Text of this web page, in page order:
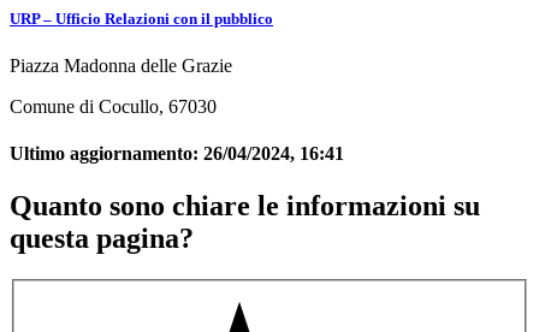
URP – Ufficio Relazioni con il pubblico
Piazza Madonna delle Grazie
Comune di Cocullo, 67030
Ultimo aggiornamento: 26/04/2024, 16:41
Quanto sono chiare le informazioni su
questa pagina?